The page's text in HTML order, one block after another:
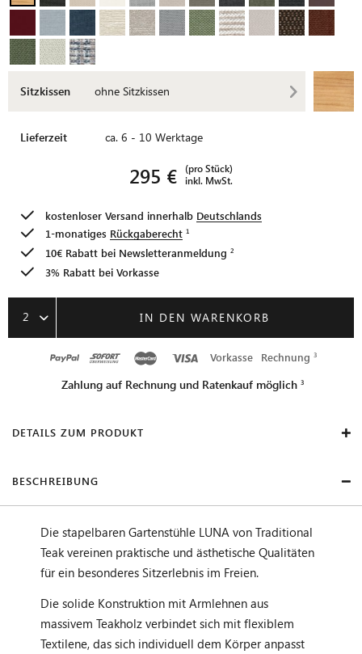
Sitzkissen ohne Sitzkissen
Lieferzeit ca. 6 - 10 Werktage
295 € inkl. MwSt.
(pro Stück)
kostenloser Versand innerhalb Deutschlands
1-monatiges Rückgaberecht
10€ Rabatt bei Newsletteranmeldung
3% Rabatt bei Vorkasse
2 IN DEN WARENKORB
Vorkasse Rechnung
Zahlung auf Rechnung und Ratenkauf möglich
DETAILS ZUM PRODUKT
BESCHREIBUNG
Die stapelbaren Gartenstühle LUNA von Traditional
Teak vereinen praktische und ästhetische Qualitäten
für ein besonderes Sitzerlebnis im Freien.
Die solide Konstruktion mit Armlehnen aus
massivem Teakholz verbindet sich mit flexiblem
Textilene, das sich individuell dem Körper anpasst